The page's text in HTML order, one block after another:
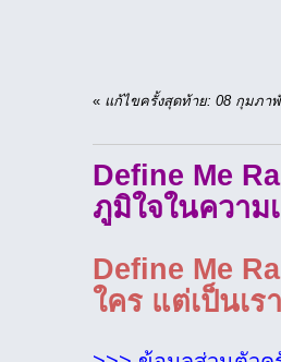
« แก้ไขครั้งสุดท้าย: 08 กุมภา
Define Me
ภูมิใจในความ
Define Me
ใคร แต่เป็นเ